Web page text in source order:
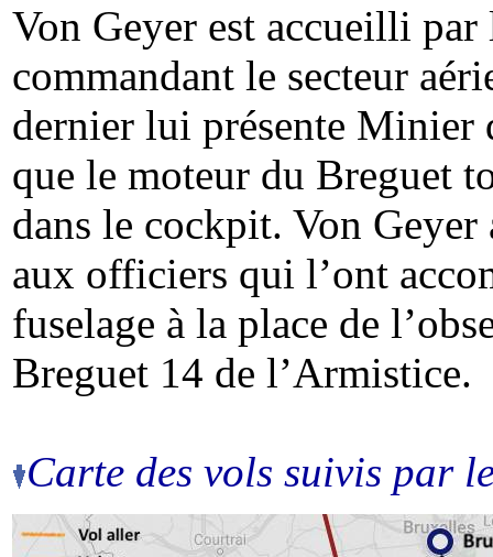
Von Geyer est accueilli
commandant le secteur
dernier lui présente
que le moteur du Breguet
dans le cockpit. Von Geyer
aux officiers qui l’ont
fuselage à la place de l’
Breguet 14 de l’Armistice.
Carte des vols suivis par